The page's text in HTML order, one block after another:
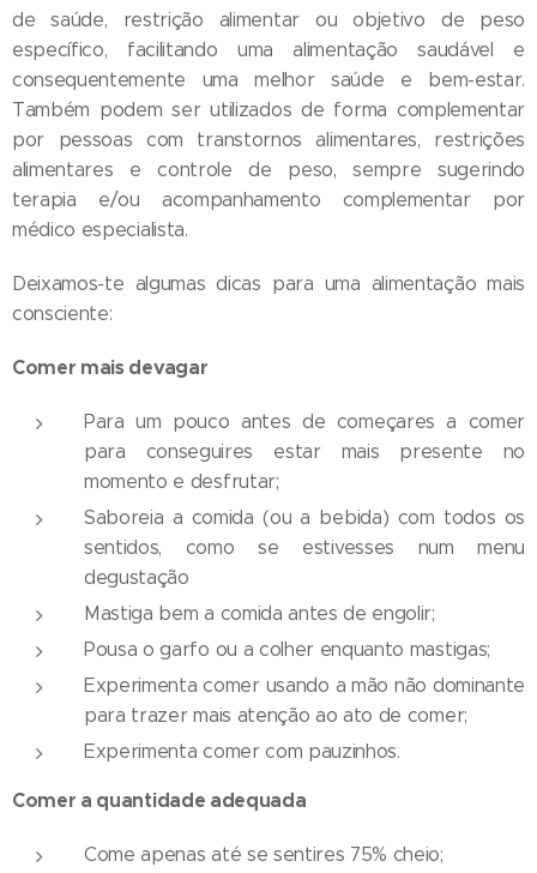
de saúde, restrição alimentar ou objetivo de peso
específico, facilitando uma alimentação saudável e
consequentemente uma melhor saúde e bem-estar.
Também podem ser utilizados de forma complementar
por pessoas com transtornos alimentares, restrições
alimentares e controle de peso, sempre sugerindo
terapia e/ou acompanhamento complementar por
médico especialista.
Deixamos-te algumas dicas para uma alimentação mais
consciente:
Comer mais devagar
Para um pouco antes de começares a comer
para conseguires estar mais presente no
momento e desfrutar;
Saboreia a comida (ou a bebida) com todos os
sentidos, como se estivesses num menu
degustação
Mastiga bem a comida antes de engolir;
Pousa o garfo ou a colher enquanto mastigas;
Experimenta comer usando a mão não dominante
para trazer mais atenção ao ato de comer;
Experimenta comer com pauzinhos.
Comer a quantidade adequada
Come apenas até se sentires 75% cheio;